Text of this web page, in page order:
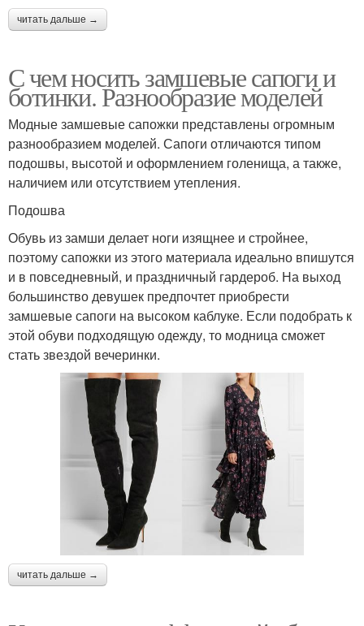
читать дальше →
С чем носить замшевые сапоги и
ботинки. Разнообразие моделей
Модные замшевые сапожки представлены огромным
разнообразием моделей. Сапоги отличаются типом
подошвы, высотой и оформлением голенища, а также,
наличием или отсутствием утепления.
Подошва
Обувь из замши делает ноги изящнее и стройнее,
поэтому сапожки из этого материала идеально впишутся
и в повседневный, и праздничный гардероб. На выход
большинство девушек предпочтет приобрести
замшевые сапоги на высоком каблуке. Если подобрать к
этой обуви подходящую одежду, то модница сможет
стать звездой вечеринки.
читать дальше →